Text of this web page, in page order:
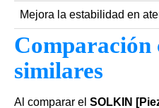
Mejora la estabilidad en
Comparación
similares
Al comparar el SOLKIN